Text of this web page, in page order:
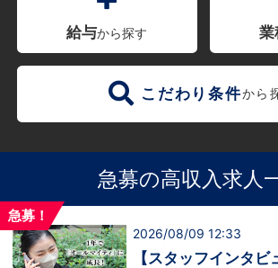
給与から探す 業
こだわり条件から
急募の高収入求人
急募！
2026/08/09 12:33
【スタッフインタビ